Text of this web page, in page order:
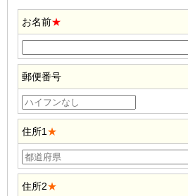
お名前★
郵便番号
住所1 ★
住所2★